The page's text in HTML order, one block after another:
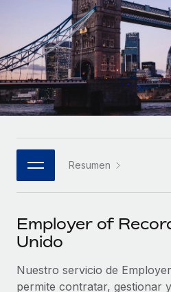
INFRAESTRUCTURA
Conexión Remote
Integra los RR. HH. en tus
complicaciones.
Plataforma
Funciones esenciales de RR.
Conectar
Conecta cualquier
Optimiza los procesos con
esenciales.
Mediana empresa
Amplía tu equipo con
personalizadas.
Empresa
RR. HH. globales para
ASOCIARSE
Socios tecnológicos
Integra la gestión de los RR.
Asociarse
Descubre oportunidades de
Remote Build
Consultoría de integraciones
Guías y recursos
Casos prácticos
Glosario de RR. HH.
Listas de verificación y
Biblioteca de descripciones
Webinarios
Información sobre salarios y
Obtén ayuda
Italiano
Português (Portugal)
日本語
한국어
中文（简体）Resumen
Employer of
Unido
Nuestro servicio de
permite contratar, gestionar